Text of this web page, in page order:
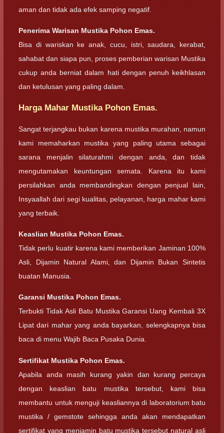
aman dan tidak ada efek samping negatif.
Penerima Warisan Mustika Pohon Emas.
Bisa di wariskan ke anak, cucu, istri, saudara, kerabat,
sahabat dan siapa pun, proses pemberian warisan Mustika
cukup anda berniat dalam hati dengan penuh keikhlasan
dan ketulusan yang paling dalam.
Harga Mahar Mustika Pohon Emas.
Sangat terjangkau bukan karena mustika murahan, namun
kami memaharkan mustika yang paling utama sebagai
sarana menjalin silaturahmi dengan anda, dan tidak
mengutamakan keuntungan semata. Karena itu kami
persilahkan anda membandingkan dengan penjual lain,
Insyaallah dari segi kualitas, pelayanan, harga mahar kami
yang terbaik.
Keaslian Mustika Pohon Emas.
Tidak perlu kuatir karena kami memberikan Jaminan 100%
Asli, Dijamin Natural Alami, dan Dijamin Bukan Sintetis
buatan Manusia.
Garansi Mustika Pohon Emas.
Terbukti Tidak Asli Batu Mustika Garansi Uang Kembali 3X
Lipat dari mahar yang anda bayarkan, selengkapnya bisa
baca di menu Wajib Baca Pusaka Dunia.
Sertifikat Mustika Pohon Emas.
Apabila anda masih kurang yakin dan kurang percaya
dengan keaslian batu mustika tersebut, kami bisa
membantu untuk menguji keasliannya di laboratorium batu
mustika / gemstote sehingga anda akan mendapatkan
sertifikat yang menjamin batu mustika tersebut natural asli